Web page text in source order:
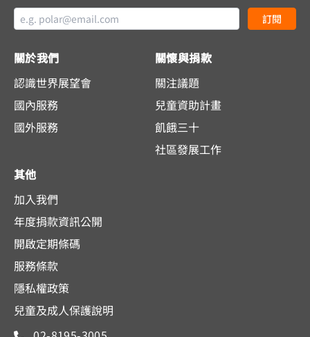
訂閱
關於我們
認識世界展望會
國內服務
國外服務
關懷與捐款
關注議題
兒童資助計畫
飢餓三十
社區發展工作
其他
加入我們
年度捐款資訊公開
開啟定期條碼
服務條款
隱私權政策
兒童及成人保護說明